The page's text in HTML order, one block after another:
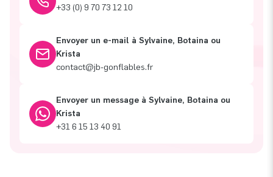
+33 (0) 9 70 73 12 10
Envoyer un e-mail à Sylvaine, Botaina ou
Krista
contact@jb-gonflables.fr
Envoyer un message à Sylvaine, Botaina ou
Krista
+31 6 15 13 40 91